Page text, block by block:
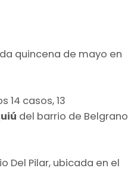
quincena de mayo en
14 casos, 13
del barrio de Belgrano
Del Pilar, ubicada en el